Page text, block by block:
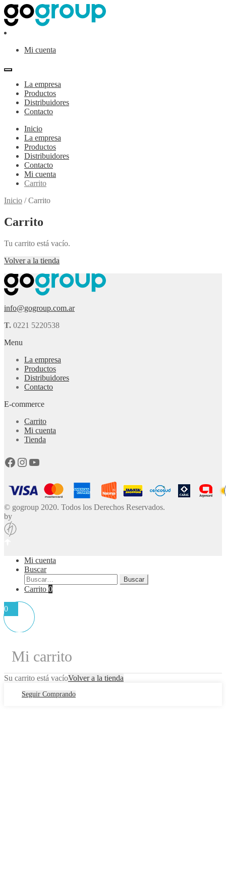
Ir
a
la
navegación
Ir
al
contenido
Mi cuenta
La empresa
Productos
Distribuidores
Contacto
Inicio
La empresa
Productos
Distribuidores
Contacto
Mi cuenta
Carrito
Inicio /Carrito
Carrito
Tu carrito está vacío.
Volver a la tienda
info@gogroup.com.ar
T. 0221 5220538
Menu
La empresa
Productos
Distribuidores
Contacto
E-commerce
Carrito
Mi cuenta
Tienda
Facebook
Instagram
YouTube
© gogroup 2020. Todos los Derechos Reservados.
by
Mi cuenta
Buscar
Buscar
por:
Buscar
Carrito 0
0
Mi carrito
Su carrito está vacíoVolver a la tienda
Seguir Comprando